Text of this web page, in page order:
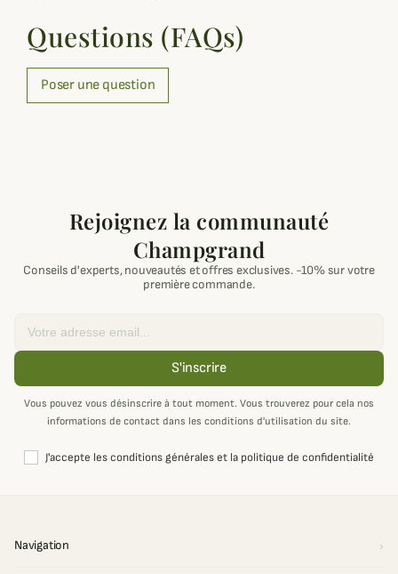
Questions (FAQs)
Poser une question
Rejoignez la communauté
Champgrand
Conseils d'experts, nouveautés et offres exclusives. -10% sur votre
première commande.
S'inscrire
Vous pouvez vous désinscrire à tout moment. Vous trouverez pour cela nos
informations de contact dans les conditions d'utilisation du site.
J'accepte les conditions générales et la politique de confidentialité
Navigation